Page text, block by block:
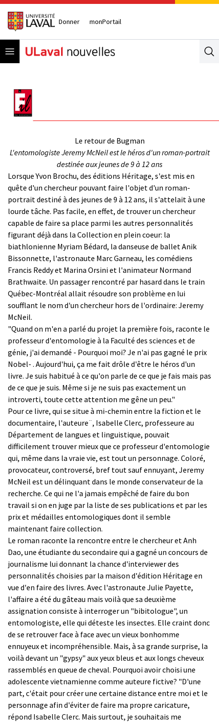
Donner monPortail
Open menu
Le retour de Bugman
L'entomologiste Jeremy McNeil est le héros d'un roman-portrait
destinée aux jeunes de 9 à 12 ans
Lorsque Yvon Brochu, des éditions Héritage, s'est mis en
quête d'un chercheur pouvant faire l'objet d'un roman-
portrait destiné à des jeunes de 9 à 12 ans, il s'attelait à une
lourde tâche. Pas facile, en effet, de trouver un chercheur
capable de faire sa place parmi les autres personnalités
figurant déjà dans la Collection en plein coeur: la
biathlonienne Myriam Bédard, la danseuse de ballet Anik
Bissonnette, l'astronaute Marc Garneau, les comédiens
Francis Reddy et Marina Orsini et l'animateur Normand
Brathwaite. Un passager rencontré par hasard dans le train
Québec-Montréal allait résoudre son problème en lui
soufflant le nom d'un chercheur hors de l'ordinaire: Jeremy
McNeil.
"Quand on m'en a parlé du projet la première fois, raconte le
professeur d'entomologie à la Faculté des sciences et de
génie, j'ai demandé - Pourquoi moi? Je n'ai pas gagné le prix
Nobel- . Aujourd'hui, ça me fait drôle d'être le héros d'un
livre. Je suis habitué à ce qu'on parle de ce que je fais mais pas
de ce que je suis. Même si je ne suis pas exactement un
introverti, toute cette attention me gêne un peu."
Pour ce livre, qui se situe à mi-chemin entre la fiction et le
documentaire, l'auteure¨, Isabelle Clerc, professeure au
Département de langues et linguistique, pouvait
difficilement trouver mieux que ce professeur d'entomologie
qui, même dans la vraie vie, est tout un personnage. Coloré,
provocateur, controversé, bref tout sauf ennuyant, Jeremy
McNeil est un délinquant dans le monde conservateur de la
recherche. Ce qui ne l'a jamais empêché de faire du bon
travail si on en juge par la liste de ses publications et par les
prix et médailles entomologiques dont il semble
maintenant faire collection.
Le roman raconte la rencontre entre le chercheur et Anh
Dao, une étudiante du secondaire qui a gagné un concours de
journalisme lui donnant la chance d'interviewer des
personnalités choisies par la maison d'édition Héritage en
vue d'en faire des livres. Avec l'astronaute Julie Payette,
l'affaire a été du gâteau mais voilà que sa deuxième
assignation consiste à interroger un "bibitologue", un
entomologiste, elle qui déteste les insectes. Elle craint donc
de se retrouver face à face avec un vieux bonhomme
ennuyeux et incompréhensible. Mais, à sa grande surprise, la
voilà devant un "gypsy" aux yeux bleus et aux longs cheveux
rassemblés en queue de cheval. Pourquoi avoir choisi une
adolescente vietnamienne comme auteure fictive? "D'une
part, c'était pour créer une certaine distance entre moi et le
personnage afin d'éviter de faire ma propre caricature,
répond Isabelle Clerc. Mais surtout, je souhaitais me